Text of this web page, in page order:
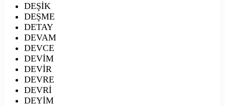
DEŞİK
DEŞME
DETAY
DEVAM
DEVCE
DEVİM
DEVİR
DEVRE
DEVRİ
DEYİM